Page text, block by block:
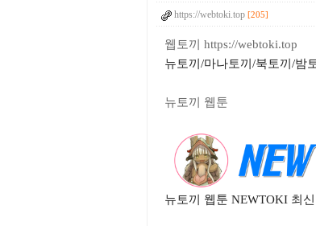
https://webtoki.top [205]
웹토끼 https://webtoki.top
뉴토끼/마나토끼/북토끼/밤
뉴토끼 웹툰
뉴토끼 웹툰 NEWTOKI 최신